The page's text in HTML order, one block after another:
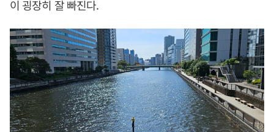
이 굉장히 잘 빠진다.